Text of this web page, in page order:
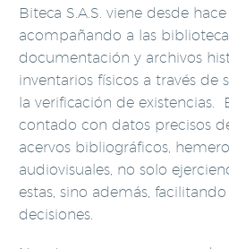
Biteca S.A.S. viene desde
acompañando a las
documentación y archivos
inventarios físicos a través de
la verificación de existencias.
contado con datos precisos
acervos bibliográficos,
audiovisuales, no solo
estas, sino además,
decisiones.